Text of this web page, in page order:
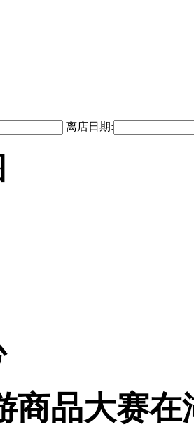
离店日期:
商品大赛